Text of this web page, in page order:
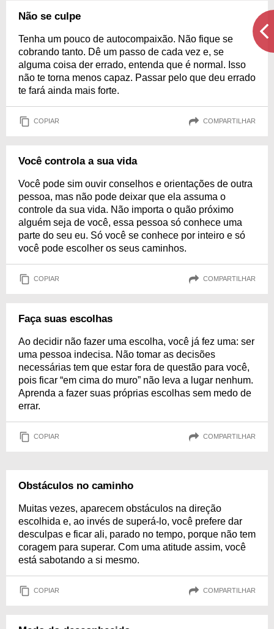
Não se culpe
Tenha um pouco de autocompaixão. Não fique se
cobrando tanto. Dê um passo de cada vez e, se
alguma coisa der errado, entenda que é normal. Isso
não te torna menos capaz. Passar pelo que deu errado
te fará ainda mais forte.
COPIAR COMPARTILHAR
Você controla a sua vida
Você pode sim ouvir conselhos e orientações de outra
pessoa, mas não pode deixar que ela assuma o
controle da sua vida. Não importa o quão próximo
alguém seja de você, essa pessoa só conhece uma
parte do seu eu. Só você se conhece por inteiro e só
você pode escolher os seus caminhos.
COPIAR COMPARTILHAR
Faça suas escolhas
Ao decidir não fazer uma escolha, você já fez uma: ser
uma pessoa indecisa. Não tomar as decisões
necessárias tem que estar fora de questão para você,
pois ficar “em cima do muro” não leva a lugar nenhum.
Aprenda a fazer suas próprias escolhas sem medo de
errar.
COPIAR COMPARTILHAR
Obstáculos no caminho
Muitas vezes, aparecem obstáculos na direção
escolhida e, ao invés de superá-lo, você prefere dar
desculpas e ficar ali, parado no tempo, porque não tem
coragem para superar. Com uma atitude assim, você
está sabotando a si mesmo.
COPIAR COMPARTILHAR